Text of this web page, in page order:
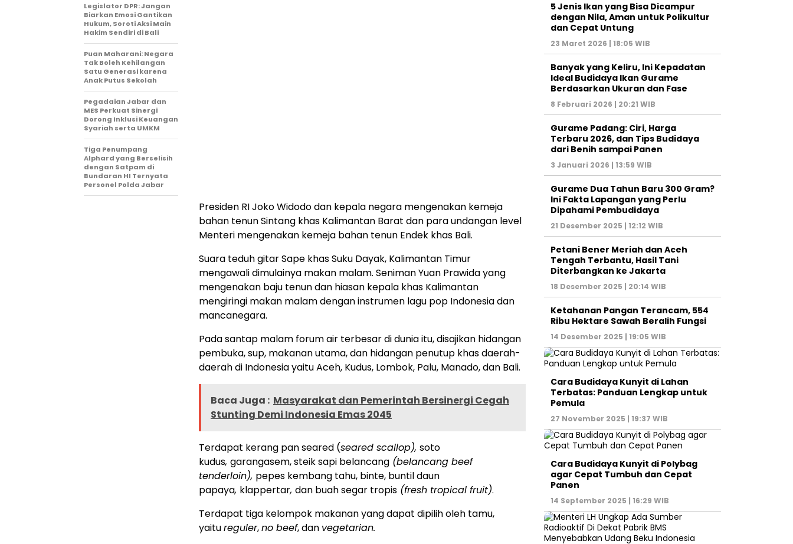
Presiden RI Joko Widodo dan kepala negara mengenakan kemeja
bahan tenun Sintang khas Kalimantan Barat dan para undangan level
Menteri mengenakan kemeja bahan tenun Endek khas Bali.
Suara teduh gitar Sape khas Suku Dayak, Kalimantan Timur
mengawali dimulainya makan malam. Seniman Yuan Prawida yang
mengenakan baju tenun dan hiasan kepala khas Kalimantan
mengiringi makan malam dengan instrumen lagu pop Indonesia dan
mancanegara.
Pada santap malam forum air terbesar di dunia itu, disajikan hidangan
pembuka, sup, makanan utama, dan hidangan penutup khas daerah-
daerah di Indonesia yaitu Aceh, Kudus, Lombok, Palu, Manado, dan Bali.
Baca Juga : Masyarakat dan Pemerintah Bersinergi Cegah
Stunting Demi Indonesia Emas 2045
Terdapat kerang pan seared (seared scallop), soto
kudus, garangasem, steik sapi belancang (belancang beef
tenderloin), pepes kembang tahu, binte, buntil daun
papaya, klappertar, dan buah segar tropis (fresh tropical fruit).
Terdapat tiga kelompok makanan yang dapat dipilih oleh tamu,
yaitureguler,no beef, dan vegetarian.
Legislator DPR: Jangan
Biarkan Emosi Gantikan
Hukum, Soroti Aksi Main
Hakim Sendiri di Bali
Puan Maharani: Negara
Tak Boleh Kehilangan
Satu Generasi karena
Anak Putus Sekolah
Pegadaian Jabar dan
MES Perkuat Sinergi
Dorong Inklusi Keuangan
Syariah serta UMKM
Tiga Penumpang
Alphard yang Berselisih
dengan Satpam di
Bundaran HI Ternyata
Personel Polda Jabar
5 Jenis Ikan yang Bisa Dicampur
dengan Nila, Aman untuk Polikultur
dan Cepat Untung
23 Maret 2026 | 18:05 WIB
Banyak yang Keliru, Ini Kepadatan
Ideal Budidaya Ikan Gurame
Berdasarkan Ukuran dan Fase
8 Februari 2026 | 20:21 WIB
Gurame Padang: Ciri, Harga
Terbaru 2026, dan Tips Budidaya
dari Benih sampai Panen
3 Januari 2026 | 13:59 WIB
Gurame Dua Tahun Baru 300 Gram?
Ini Fakta Lapangan yang Perlu
Dipahami Pembudidaya
21 Desember 2025 | 12:12 WIB
Petani Bener Meriah dan Aceh
Tengah Terbantu, Hasil Tani
Diterbangkan ke Jakarta
18 Desember 2025 | 20:14 WIB
Ketahanan Pangan Terancam, 554
Ribu Hektare Sawah Beralih Fungsi
14 Desember 2025 | 19:05 WIB
Cara Budidaya Kunyit di Lahan
Terbatas: Panduan Lengkap untuk
Pemula
27 November 2025 | 19:37 WIB
Cara Budidaya Kunyit di Polybag
agar Cepat Tumbuh dan Cepat
Panen
14 September 2025 | 16:29 WIB